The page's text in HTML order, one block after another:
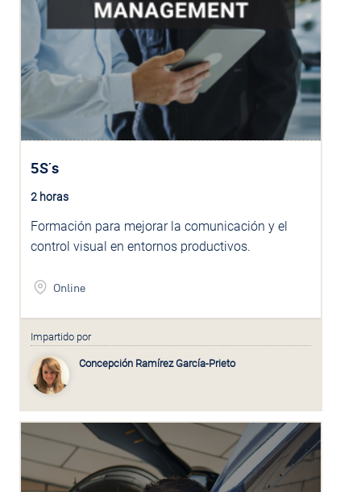
5S´s
2 horas
Formación para mejorar la comunicación y el
control visual en entornos productivos.
Online
Impartido por
Concepción Ramírez García-Prieto